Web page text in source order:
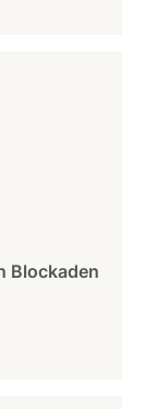
Blockaden